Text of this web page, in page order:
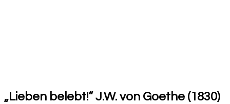
„Lieben belebt!“ J.W. von Goethe (1830)